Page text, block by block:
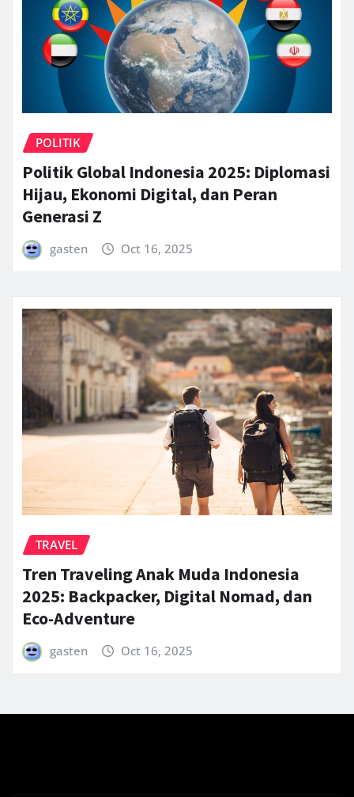
POLITIK
Politik Global Indonesia 2025: Diplomasi
Hijau, Ekonomi Digital, dan Peran
Generasi Z
gasten Oct 16, 2025
TRAVEL
Tren Traveling Anak Muda Indonesia
2025: Backpacker, Digital Nomad, dan
Eco-Adventure
gasten Oct 16, 2025